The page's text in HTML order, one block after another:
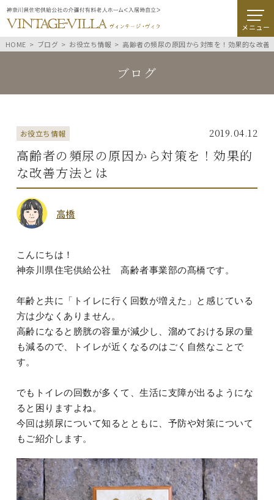
メニュー
HOME
ブログ お役立ち情報 高齢者の頻尿の原因から対策を！効果的な改善
ブログ
お役立ち情報 2019.04.12
高齢者の頻尿の原因から対策を！効果的
な改善方法とは
高橋
こんにちは！
神奈川県住宅供給公社 高齢者事業部の髙橋です。
年齢と共に「トイレに行く回数が増えた」と感じている
方は少なくありません。
高齢になると膀胱の容量が減少し、溜めておける尿の量
も減るので、トイレが近くなるのはごく自然なことで
す。
でもトイレの回数が多くて、生活に支障が出るようにな
ると困りますよね。
今回は頻尿について知るとともに、予防や対策について
もご紹介します。